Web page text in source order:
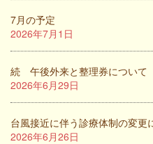
7月の予定
2026年7月1日
続 午後外来と整理券について
2026年6月29日
台風接近に伴う診療体制の変更
2026年6月26日